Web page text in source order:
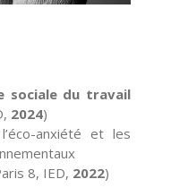
sociale du travail
2024)
anxiété et les
8, IED, 2022)